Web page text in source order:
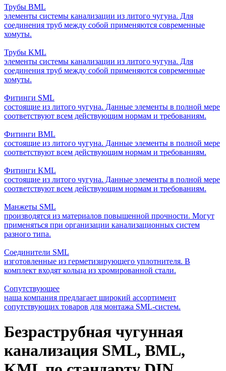
Трубы BML
элементы системы канализации из литого чугуна. Для
соединения труб между собой применяются современные
хомуты.
Трубы KML
элементы системы канализации из литого чугуна. Для
соединения труб между собой применяются современные
хомуты.
Фитинги SML
состоящие из литого чугуна. Данные элементы в полной мере
соответствуют всем действующим нормам и требованиям.
Фитинги BML
состоящие из литого чугуна. Данные элементы в полной мере
соответствуют всем действующим нормам и требованиям.
Фитинги KML
состоящие из литого чугуна. Данные элементы в полной мере
соответствуют всем действующим нормам и требованиям.
Манжеты SML
производятся из материалов повышенной прочности. Могут
применяться при организации канализационных систем
разного типа.
Соединители SML
изготовленные из герметизирующего уплотнителя. В
комплект входят кольца из хромированной стали.
Сопутствующее
наша компания предлагает широкий ассортимент
сопутствующих товаров для монтажа SML-систем.
Безраструбная чугунная
канализация SML, BML,